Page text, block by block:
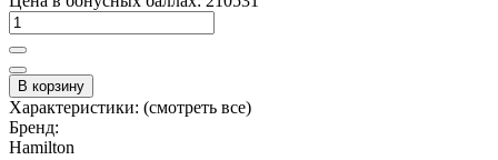
В корзину
Характеристики: (смотреть все)
Бренд:
Hamilton